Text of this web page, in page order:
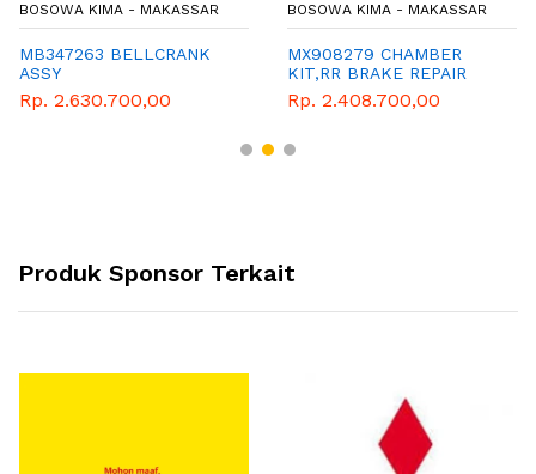
BOSOWA KIMA - MAKASSAR
MB347263 BELLCRANK
ASSY
Rp. 2.630.700,00
BOSOWA KIMA - MAKASSAR
MX908279 CHAMBER
KIT,RR BRAKE REPAIR
Rp. 2.408.700,00
Produk Sponsor Terkait